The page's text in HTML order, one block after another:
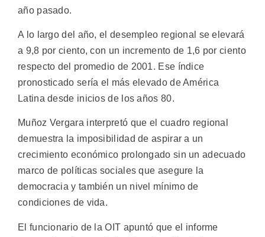
año pasado.
A lo largo del año, el desempleo regional se elevará
a 9,8 por ciento, con un incremento de 1,6 por ciento
respecto del promedio de 2001. Ese índice
pronosticado sería el más elevado de América
Latina desde inicios de los años 80.
Muñoz Vergara interpretó que el cuadro regional
demuestra la imposibilidad de aspirar a un
crecimiento económico prolongado sin un adecuado
marco de políticas sociales que asegure la
democracia y también un nivel mínimo de
condiciones de vida.
El funcionario de la OIT apuntó que el informe